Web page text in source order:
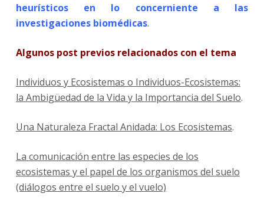
heurísticos en lo concerniente a las
investigaciones biomédicas.
Algunos post previos relacionados con el tema
Individuos y Ecosistemas o Individuos-Ecosistemas:
la Ambigüedad de la Vida y la Importancia del Suelo.
Una Naturaleza Fractal Anidada: Los Ecosistemas.
La comunicación entre las especies de los
ecosistemas y el papel de los organismos del suelo
(diálogos entre el suelo y el vuelo)